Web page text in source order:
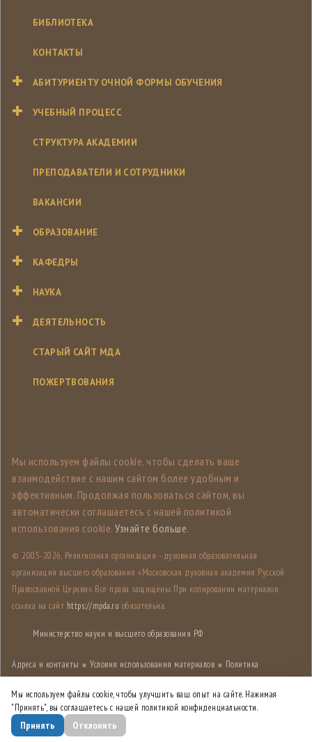
БИБЛИОТЕКА
КОНТАКТЫ
АБИТУРИЕНТУ ОЧНОЙ ФОРМЫ ОБУЧЕНИЯ
УЧЕБНЫЙ ПРОЦЕСС
СТРУКТУРА АКАДЕМИИ
ПРЕПОДАВАТЕЛИ И СОТРУДНИКИ
ВАКАНСИИ
ОБРАЗОВАНИЕ
КАФЕДРЫ
НАУКА
ДЕЯТЕЛЬНОСТЬ
СТАРЫЙ САЙТ МДА
ПОЖЕРТВОВАНИЯ
Мы используем файлы cookie, чтобы сделать ваше
взаимодействие с нашим сайтом более удобным и
эффективным. Продолжая пользоваться сайтом, вы
автоматически соглашаетесь с нашей политикой
использования cookie. Узнайте больше.
© 2005-2026, Религиозная организация - духовная образовательная
организация высшего образования «Московская духовная академия Русской
Православной Церкви». Все права защищены. При копировании материалов
ссылка на сайт https://mpda.ru обязательна.
Министерство науки и высшего образования РФ
Адреса и контакты ● Условия использования материалов ● Политика
конфиденциальности●Карта сайта
Дизайн разработанЛабораторией дизайна НИУ ВШЭ
Мы используем файлы cookie, чтобы улучшить ваш опыт на сайте. Нажимая
"Принять", вы соглашаетесь с нашей политикой конфиденциальности.
Принять Отклонить